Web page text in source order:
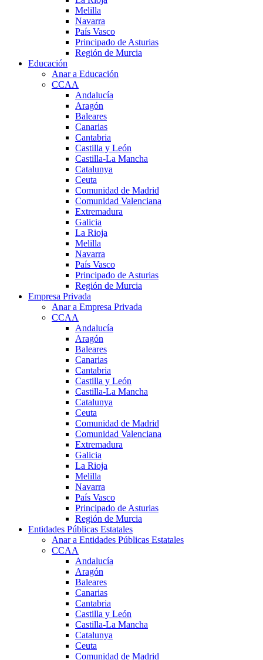
Melilla
Navarra
País Vasco
Principado de Asturias
Región de Murcia
Educación
Anar a Educación
CCAA
Andalucía
Aragón
Baleares
Canarias
Cantabria
Castilla y León
Castilla-La Mancha
Catalunya
Ceuta
Comunidad de Madrid
Comunidad Valenciana
Extremadura
Galicia
La Rioja
Melilla
Navarra
País Vasco
Principado de Asturias
Región de Murcia
Empresa Privada
Anar a Empresa Privada
CCAA
Andalucía
Aragón
Baleares
Canarias
Cantabria
Castilla y León
Castilla-La Mancha
Catalunya
Ceuta
Comunidad de Madrid
Comunidad Valenciana
Extremadura
Galicia
La Rioja
Melilla
Navarra
País Vasco
Principado de Asturias
Región de Murcia
Entidades Públicas Estatales
Anar a Entidades Públicas Estatales
CCAA
Andalucía
Aragón
Baleares
Canarias
Cantabria
Castilla y León
Castilla-La Mancha
Catalunya
Ceuta
Comunidad de Madrid